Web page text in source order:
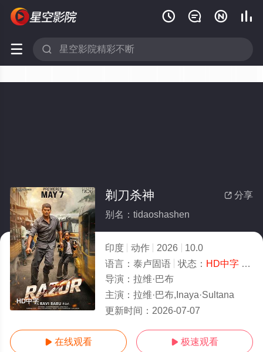
   
 
HD中字
 分享
剃刀杀神
别名：tidaoshashen
印度 动作 2026
10.0
语言： 泰卢固语 状态： HD中字- 高清免费在线观看
导演： 拉维·巴布
主演： 拉维·巴布,Inaya·Sultana
更新时间： 2026-07-07
 在线观看  极速观看